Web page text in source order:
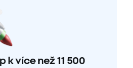
k více než 11 500